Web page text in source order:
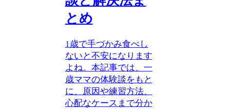
とめ
1歳で手づかみ食べし
ないと不安になります
よね。本記事では、一
歳ママの体験談をもと
に、原因や練習方法、
心配なケースまで分か